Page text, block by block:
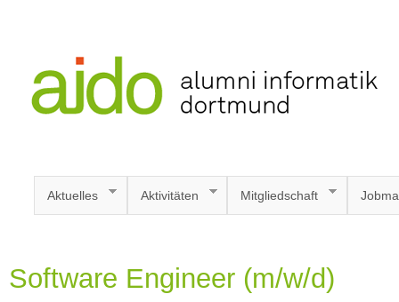
Aktuelles Aktivitäten Mitgliedschaft
Software Engineer (m/w/d)